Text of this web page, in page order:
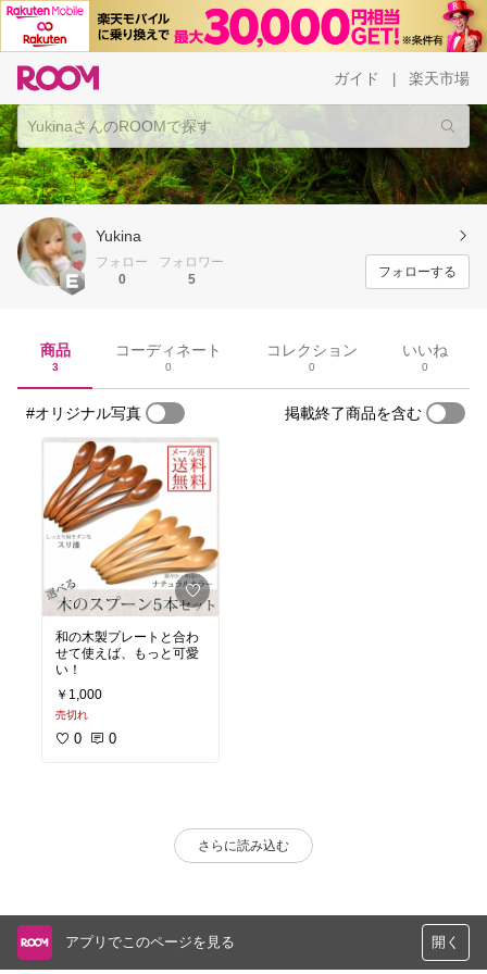
ガイド 楽天市場
Yukina
フォロー
0
フォロワー
5
フォローする
商品
3
コーディネート
0
コレクション
0
いいね
0
#オリジナル写真 掲載終了商品を含む
和の木製プレートと合わ
せて使えば、もっと可愛
い！
￥1,000
売切れ
0 0
さらに読み込む
アプリでこのページを見る 開く